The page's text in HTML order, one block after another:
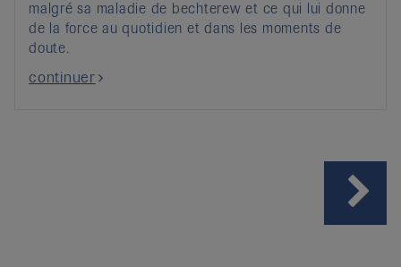
malgré sa maladie de bechterew et ce qui lui donne
de la force au quotidien et dans les moments de
doute.
continuer